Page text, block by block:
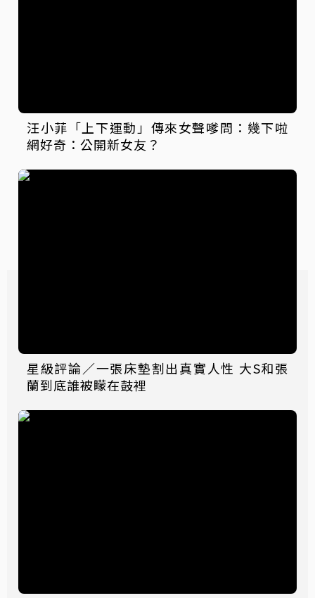
汪小菲「上下運動」傳來女聲嗲問：幾下啦
網好奇：公開新女友？
星級評論／一張床墊割出真實人性 大S和張
蘭到底誰被矇在鼓裡